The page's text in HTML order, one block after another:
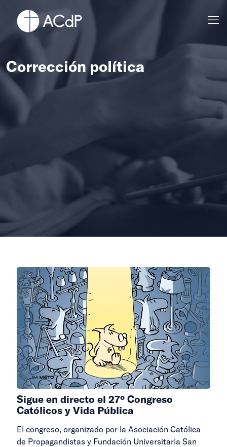
Corrección política
Sigue en directo el 27º Congreso
Católicos y Vida Pública
El congreso, organizado por la Asociación Católica
de Propagandistas y Fundación Universitaria San